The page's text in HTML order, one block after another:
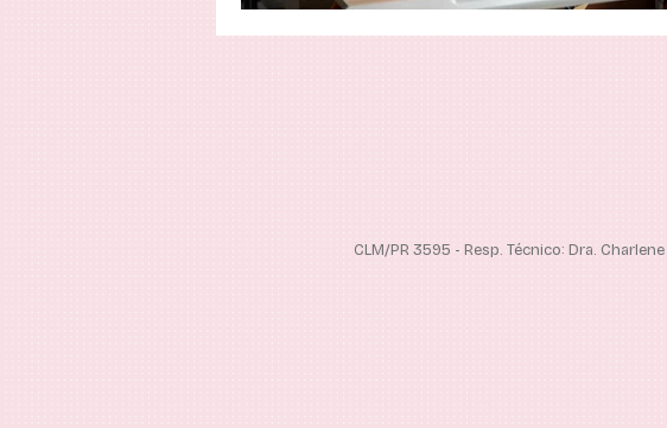
CLM/PR 3595 - Resp. Técnico: Dra.